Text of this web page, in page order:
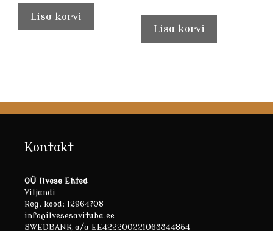
Lisa korvi
Lisa korvi
Kontakt
OÜ Ilvese Ehted
Viljandi
Reg. kood: 12964708
info@ilvesesavituba.ee
SWEDBANK a/a EE422200221063344854